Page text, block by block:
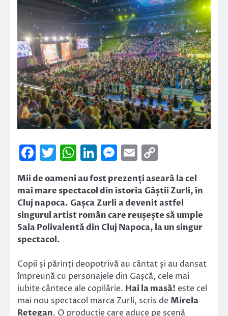
Facebook
Twitter
WhatsApp
LinkedIn
Messenger
Email
Link
Mii de oameni au fost prezenți aseară la cel
mai mare spectacol din istoria Găștii Zurli, în
Cluj napoca. Gașca Zurli a devenit astfel
singurul artist român care reușește să umple
Sala Polivalentă din Cluj Napoca, la un singur
spectacol.
Copii și părinți deopotrivă au cântat și au dansat
împreună cu personajele din Gașcă, cele mai
iubite cântece ale copilărie. Hai la masă! este cel
mai nou spectacol marca Zurli, scris de Mirela
Retegan. O producție care aduce pe scenă